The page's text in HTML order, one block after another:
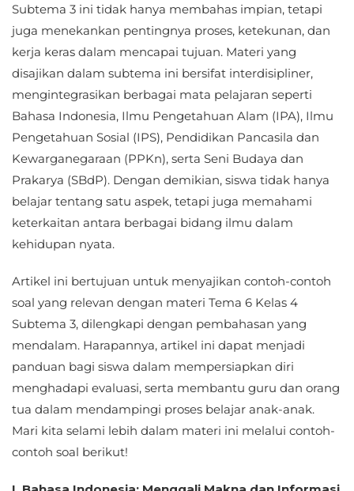
Subtema 3 ini tidak hanya membahas impian, tetapi
juga menekankan pentingnya proses, ketekunan, dan
kerja keras dalam mencapai tujuan. Materi yang
disajikan dalam subtema ini bersifat interdisipliner,
mengintegrasikan berbagai mata pelajaran seperti
Bahasa Indonesia, Ilmu Pengetahuan Alam (IPA), Ilmu
Pengetahuan Sosial (IPS), Pendidikan Pancasila dan
Kewarganegaraan (PPKn), serta Seni Budaya dan
Prakarya (SBdP). Dengan demikian, siswa tidak hanya
belajar tentang satu aspek, tetapi juga memahami
keterkaitan antara berbagai bidang ilmu dalam
kehidupan nyata.
Artikel ini bertujuan untuk menyajikan contoh-contoh
soal yang relevan dengan materi Tema 6 Kelas 4
Subtema 3, dilengkapi dengan pembahasan yang
mendalam. Harapannya, artikel ini dapat menjadi
panduan bagi siswa dalam mempersiapkan diri
menghadapi evaluasi, serta membantu guru dan orang
tua dalam mendampingi proses belajar anak-anak.
Mari kita selami lebih dalam materi ini melalui contoh-
contoh soal berikut!